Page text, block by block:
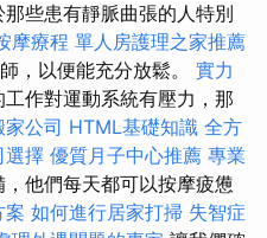
些患有靜脈曲張的人特別
摩療程 單人房護理之家推薦
，以便能充分放鬆。 實力
工作對運動系統有壓力，那
公司 HTML基礎知識 全方
選擇 優質月子中心推薦 專業
他們每天都可以按摩疲憊
案 如何進行居家打掃 失智症